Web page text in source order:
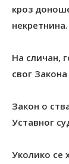
кроз
некретнина.
На сличан,
свог
Закон о
Уставног
Уколико се